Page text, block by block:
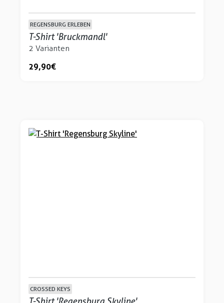
REGENSBURG ERLEBEN
T-Shirt 'Bruckmandl'
2 Varianten
29,90 €
CROSSED KEYS